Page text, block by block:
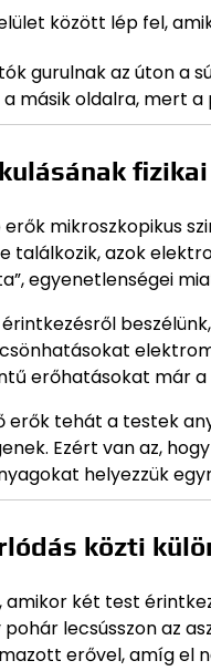
között lép fel,
gurulnak az úton a
másik oldalra, mert
mikroszkopikus
azok
egyenetlenségei
erőhatásokat már
tehát a testek
Ezért van az,
helyezzük
közti
két test
lecsússzon az
erővel, amíg el